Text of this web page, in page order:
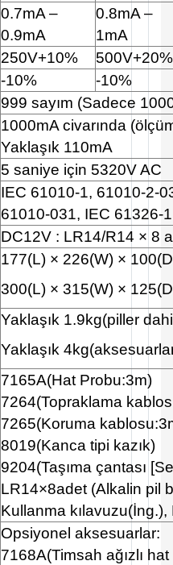
0.7mA –
0.9mA
0.8mA –
1mA
250V+10%
500V+20%
-10%
-10%
999 sayım (Sadece
1000mA civarında
Yaklaşık 110mA
5 saniye için 5320V AC
IEC 61010-1, 61010-2-
61010-031, IEC 61326-
DC12V : LR14/R14 × 8
177(L) × 226(W) ×
300(L) × 315(W) ×
Yaklaşık 1.9kg(piller
Yaklaşık
7165A(Hat Probu:3m)
7264(Topraklama
7265(Koruma
8019(Kanca tipi kazık)
9204(Taşıma çantası
LR14×8adet (Alkalin pil
Kullanma
Opsiyonel aksesuarlar:
7168A(Timsah ağızlı